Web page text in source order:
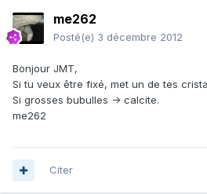
me262
Posté(e) 3 décembre 2012
Bonjour JMT,
Si tu veux être fixé, met un de tes
Si grosses bubulles -> calcite.
me262
Citer